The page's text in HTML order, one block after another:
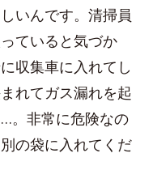
いんです。清掃員
ていると気づか
収集車に入れてし
れてガス漏れを起
。非常に危険なの
の袋に入れてくだ